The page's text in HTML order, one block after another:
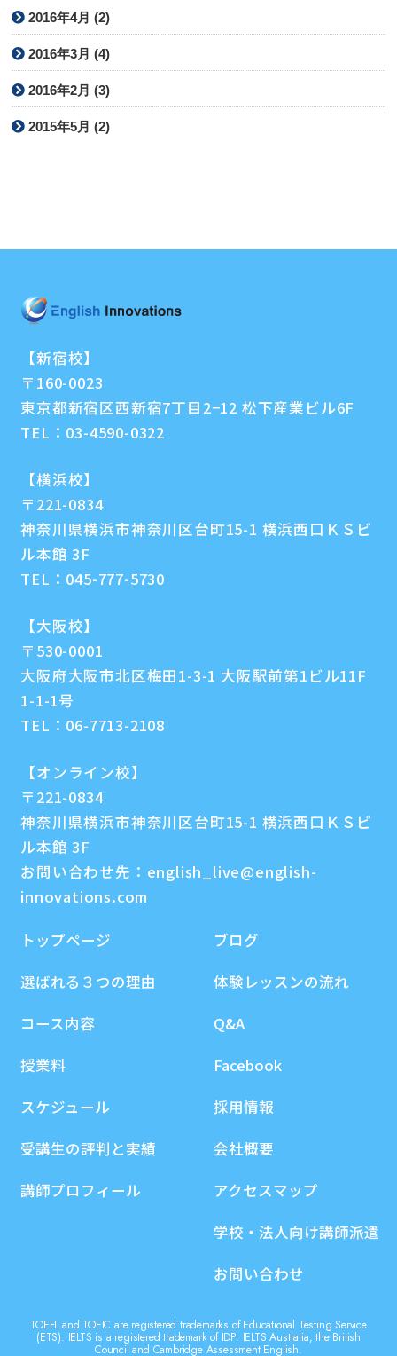
2016年4月 (2)
2016年3月 (4)
2016年2月 (3)
2015年5月 (2)
【新宿校】
〒160-0023
東京都新宿区西新宿7丁目2−12 松下産業ビル6F
TEL： 03-4590-0322
【横浜校】
〒221-0834
神奈川県横浜市神奈川区台町15-1 横浜西口ＫＳビ
ル本館 3F
TEL： 045-777-5730
【大阪校】
〒530-0001
大阪府大阪市北区梅田1-3-1 大阪駅前第1ビル11F
1-1-1号
TEL： 06-7713-2108
【オンライン校】
〒221-0834
神奈川県横浜市神奈川区台町15-1 横浜西口ＫＳビ
ル本館 3F
お問い合わせ先： english_live@english-
innovations.com
トップページ
選ばれる３つの理由
コース内容
授業料
スケジュール
受講生の評判と実績
講師プロフィール
ブログ
体験レッスンの流れ
Q&A
Facebook
採用情報
会社概要
アクセスマップ
学校・法人向け講師派遣
お問い合わせ
TOEFL and TOEIC are registered trademarks of Educational Testing Service
(ETS). IELTS is a registered trademark of IDP: IELTS Australia, the British
Council and Cambridge Assessment English.